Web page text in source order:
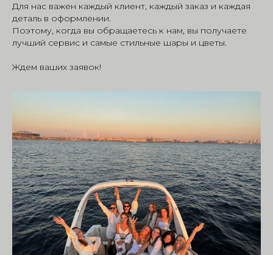
Для нас важен каждый клиент, каждый заказ и каждая
деталь в оформлении.
Поэтому, когда вы обращаетесь к нам, вы получаете
лучший сервис и самые стильные шары и цветы.
Ждем ваших заявок!